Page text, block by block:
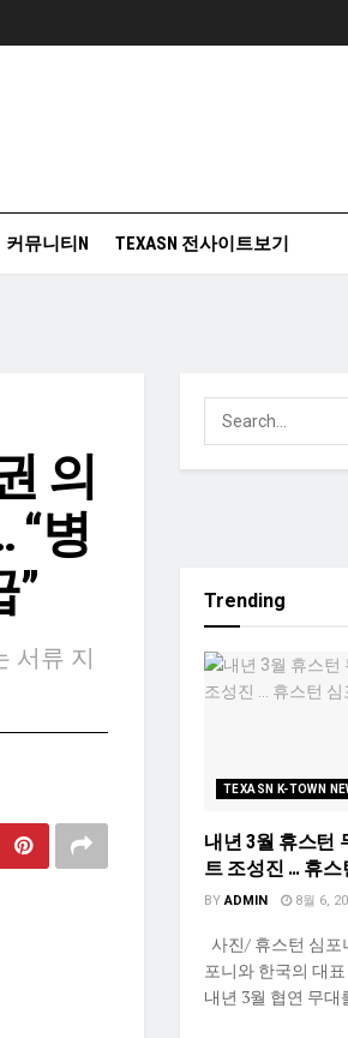
커뮤니티N TEXASN 전사이트보기
의
“병
”
서류 지
Trending
TEXASN K-TOWN
내년 3월 휴스턴
트 조성진 … 휴
BY ADMIN 8월 6,
사진/ 휴스턴 심
포니와 한국의 대
내년 3월 협연 무대